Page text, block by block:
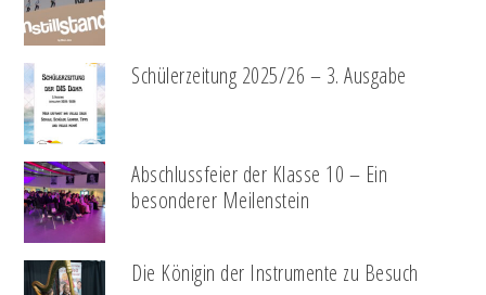
Schülerzeitung 2025/26 – 3. Ausgabe
Abschlussfeier der Klasse 10 – Ein
besonderer Meilenstein
Die Königin der Instrumente zu Besuch